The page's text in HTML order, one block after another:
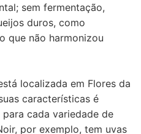
sem fermentação,
duros, como
que não harmonizou
localizada em Flores da
características é
cada variedade de
por exemplo, tem uvas